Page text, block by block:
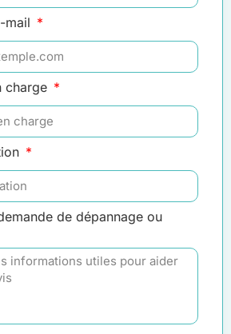
mail
charge
de dépannage ou